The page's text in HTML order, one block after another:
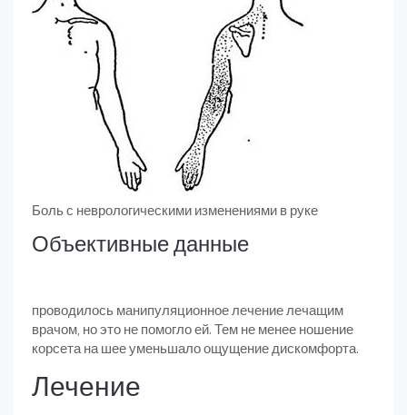
Боль с неврологическими изменениями в руке
Объективные данные
проводилось манипуляционное лечение лечащим
врачом, но это не помогло ей. Тем не менее ношение
корсета на шее уменьшало ощущение дискомфорта.
Лечение